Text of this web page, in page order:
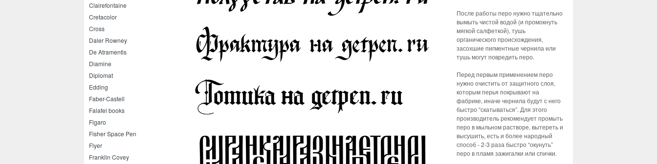
Clairefontaine
Cretacolor
Cross
Daler Rowney
De Atramentis
Diamine
Diplomat
Edding
Faber-Castell
Falafel books
Figaro
Fisher Space Pen
Flyer
Franklin Covey
После работы перо нужно тщательно
вымыть чистой водой (и промокнуть
мягкой салфеткой), тушь
органического происхождения,
засохшие пигментные чернила или
тушь могут повредить перо.
Перед первым применением перо
нужно очистить от защитного слоя,
которым перья покрывают на
фабрике, иначе чернила будут с него
быстро “скатываться”. Для этого
производитель рекомендует промыть
перо в мыльном растворе, вытереть и
высушить, есть и более народный
способ - 2-3 раза быстро “окунуть”
перо в пламя зажигалки или спички.